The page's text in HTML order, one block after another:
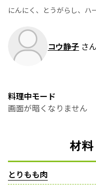
にんにく、とうがらし、ハ
コウ静子 さ
料理中モード
画面が暗くなりません
材料
とりもも肉